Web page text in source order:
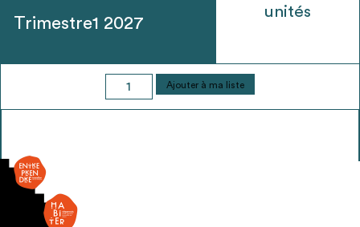
Trimestre1 2027
unités
quantité
de
Ajouter à ma liste